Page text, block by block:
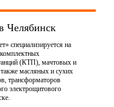
Челябинск
специализируется на
(КТП), мачтовых и
масляных и сухих
трансформаторов
электрощитового